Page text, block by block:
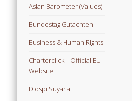
Asian Barometer (Values)
Bundestag Gutachten
Business & Human Rights
Charterclick – Official EU-
Website
Diospi Suyana